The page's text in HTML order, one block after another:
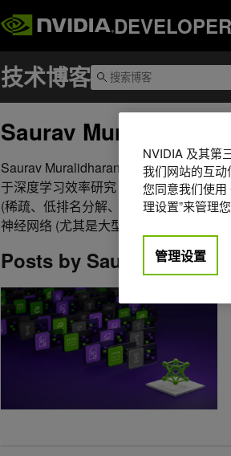
DEVELOPER
Saurav Muralidharan
Saurav Muralidharan 是 NVIDIA
于深度学习效率研究 (DLER) 团队。
(稀疏、低排名分解、提炼等) 和神经架
神经网络 (尤其是大型语言模型 (LLM))
Posts by Saurav
NVIDIA 及其第
我们网站的互动
您同意我们使
理设置”来管理
管理设置